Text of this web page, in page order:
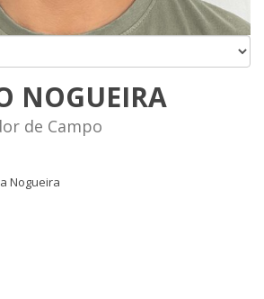
NOGUEIRA
de Campo
Nogueira